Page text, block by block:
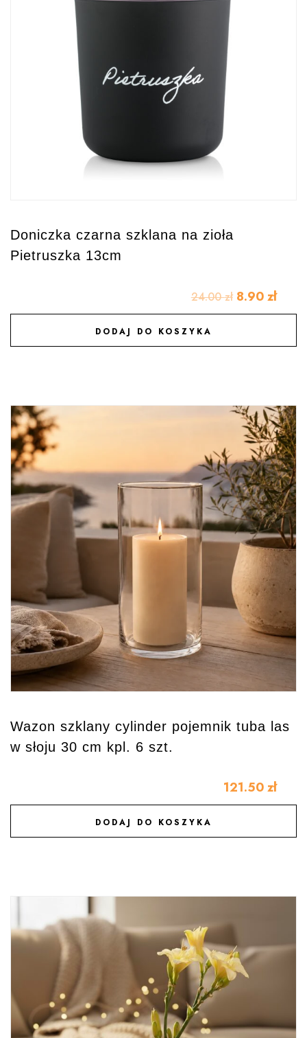
Doniczka czarna szklana na zioła
Pietruszka 13cm
24.00zł 8.90 zł
DODAJ DO KOSZYKA
DODAJ DO ULUBIONYCH
Wazon szklany cylinder pojemnik tuba las
w słoju 30 cm kpl. 6 szt.
121.50 zł
DODAJ DO KOSZYKA
DODAJ DO ULUBIONYCH